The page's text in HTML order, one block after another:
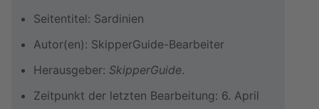
Seitentitel: Sardinien
Autor(en): SkipperGuide-Bearbeiter
Herausgeber: SkipperGuide.
Zeitpunkt der letzten Bearbeitung: 6. April